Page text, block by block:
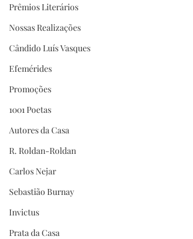
Prêmios Literários
Nossas Realizações
Cândido Luís Vasques
Efemérides
Promoções
1001 Poetas
Autores da Casa
R. Roldan-Roldan
Carlos Nejar
Sebastião Burnay
Invictus
Prata da Casa